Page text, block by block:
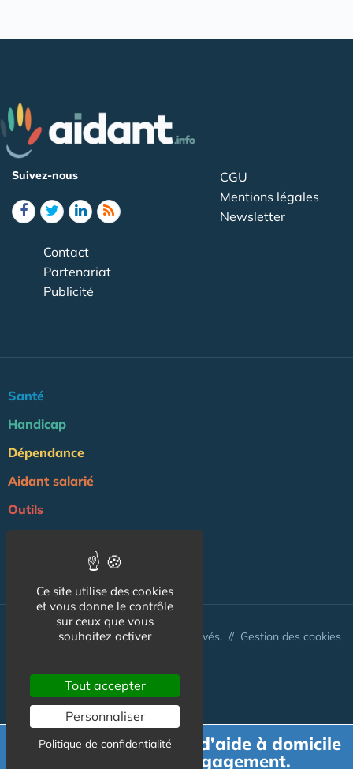
Suivez-nous
CGU
Mentions légales
Newsletter
Contact
Partenariat
Publicité
Santé
Handicap
Dépendance
Aidant salarié
Outils
NOS AUTRES SITES :
© Aidant.info 2026 - Tous droits réservés. // Gestion des cookies
Demande de devis d’aide à domicile
gratuit et sans engagement.
Ce site utilise des cookies
et vous donne le contrôle
sur ceux que vous
souhaitez activer
Tout accepter
Personnaliser
Politique de confidentialité